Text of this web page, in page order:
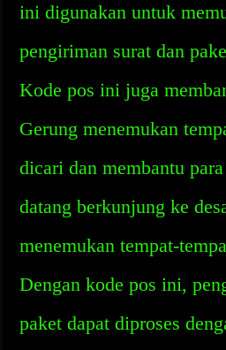
ini digunakan untuk
pengiriman surat dan
Kode pos ini juga
Gerung menemukan
dicari dan membantu
datang berkunjung ke
menemukan tempat-
Dengan kode pos ini,
paket dapat diproses